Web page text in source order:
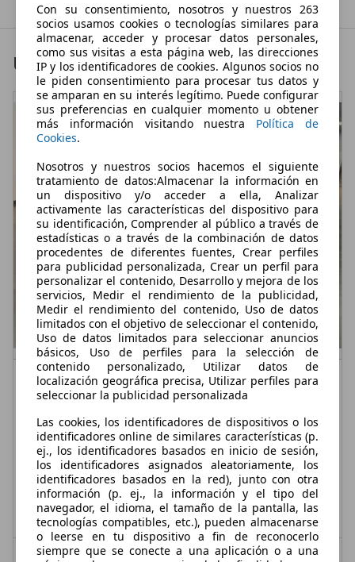
Últimas ofertas
Volkswagen Golf2.0TDI CR BMT GTD 184
€ 16.900,-
141.000 km
12/2015
135 kW (184 CV)
Ocasión
- (Propietarios)
Diésel
4,2 l/100 km (mixto)
- (g/km)
Vendedor,ES-39009 SANTANDER
Con su consentimiento, nosotros y nuestros 263
socios usamos cookies o tecnologías similares para
almacenar, acceder y procesar datos personales,
como sus visitas a esta página web, las direcciones
IP y los identificadores de cookies. Algunos socios no
le piden consentimiento para procesar tus datos y
se amparan en su interés legítimo. Puede configurar
sus preferencias en cualquier momento u obtener
más información visitando nuestra Política de
Cookies.
Nosotros y nuestros socios hacemos el siguiente
tratamiento de datos:Almacenar la información en
un dispositivo y/o acceder a ella, Analizar
activamente las características del dispositivo para
su identificación, Comprender al público a través de
estadísticas o a través de la combinación de datos
procedentes de diferentes fuentes, Crear perfiles
para publicidad personalizada, Crear un perfil para
personalizar el contenido, Desarrollo y mejora de los
servicios, Medir el rendimiento de la publicidad,
Medir el rendimiento del contenido, Uso de datos
limitados con el objetivo de seleccionar el contenido,
Uso de datos limitados para seleccionar anuncios
básicos, Uso de perfiles para la selección de
contenido personalizado, Utilizar datos de
localización geográfica precisa, Utilizar perfiles para
seleccionar la publicidad personalizada
Las cookies, los identificadores de dispositivos o los
identificadores online de similares características (p.
ej., los identificadores basados en inicio de sesión,
los identificadores asignados aleatoriamente, los
identificadores basados en la red), junto con otra
información (p. ej., la información y el tipo del
navegador, el idioma, el tamaño de la pantalla, las
tecnologías compatibles, etc.), pueden almacenarse
o leerse en tu dispositivo a fin de reconocerlo
siempre que se conecte a una aplicación o a una